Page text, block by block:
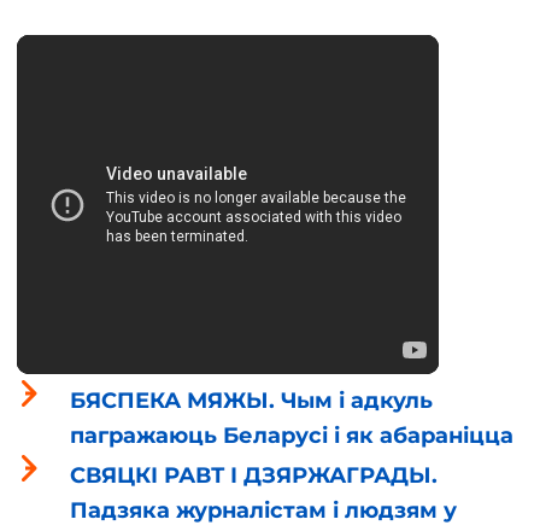
БЯСПЕКА МЯЖЫ. Чым і адкуль
пагражаюць Беларусі і як абараніцца
СВЯЦКІ РАВТ І ДЗЯРЖАГРАДЫ.
Падзяка журналістам і людзям у